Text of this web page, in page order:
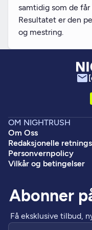
samtidig som de
Resultatet er den
og mestring.
OM NIGHTRUSH
Om Oss
Redaksjonelle
Personvernpolicy
Vilkår og betingelser
Abonner
Få eksklusive tilbud,